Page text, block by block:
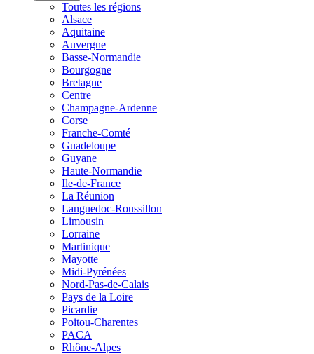
Toutes les régions
Alsace
Aquitaine
Auvergne
Basse-Normandie
Bourgogne
Bretagne
Centre
Champagne-Ardenne
Corse
Franche-Comté
Guadeloupe
Guyane
Haute-Normandie
Ile-de-France
La Réunion
Languedoc-Roussillon
Limousin
Lorraine
Martinique
Mayotte
Midi-Pyrénées
Nord-Pas-de-Calais
Pays de la Loire
Picardie
Poitou-Charentes
PACA
Rhône-Alpes